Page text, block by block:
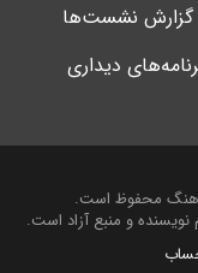
گزارش نشست‌ها
دیداری
محفوظ است.
و منبع آزاد است.